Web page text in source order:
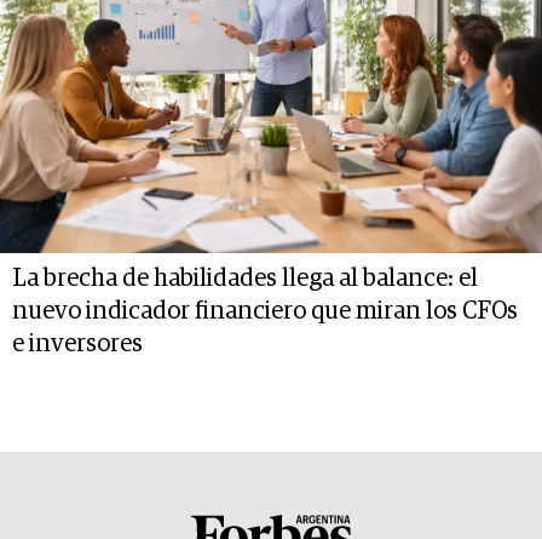
La brecha de habilidades llega al balance: el
nuevo indicador financiero que miran los CFOs
e inversores